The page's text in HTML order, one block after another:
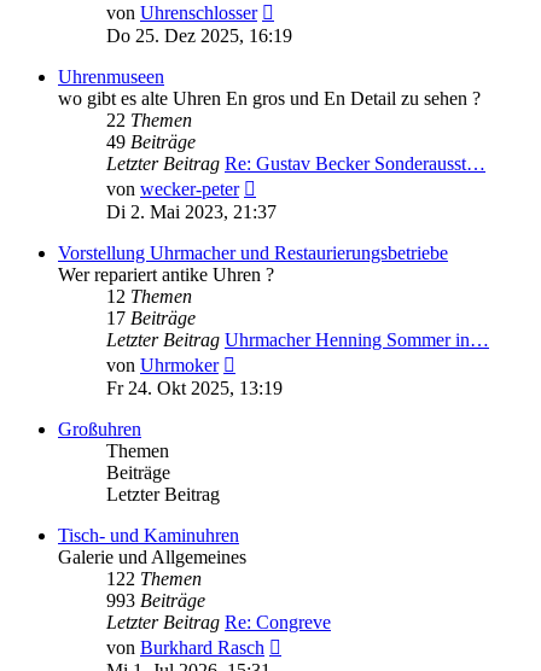
von Uhrenschlosser
Beitrag
Do 25. Dez 2025, 16:19
Uhrenmuseen
wo gibt es alte Uhren En gros und En Detail zu sehen ?
22 Themen
49 Beiträge
Letzter Beitrag Re: Gustav Becker Sonderausst…
von wecker-peter
Beitrag
Di 2. Mai 2023, 21:37
Vorstellung Uhrmacher und Restaurierungsbetriebe
Wer repariert antike Uhren ?
12 Themen
17 Beiträge
Letzter Beitrag Uhrmacher Henning Sommer in…
von Uhrmoker
Beitrag
Fr 24. Okt 2025, 13:19
Großuhren
Themen
Beiträge
Letzter Beitrag
Tisch- und Kaminuhren
Galerie und Allgemeines
122 Themen
993 Beiträge
Letzter Beitrag Re: Congreve
von Burkhard Rasch